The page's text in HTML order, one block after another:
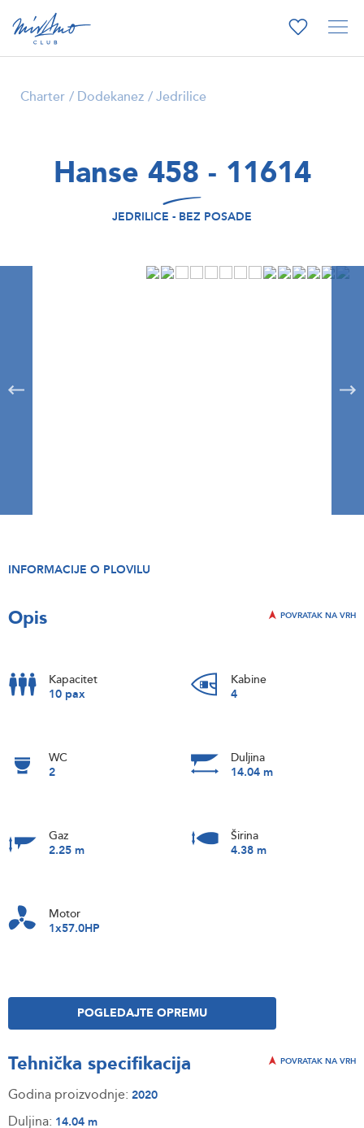
Charter Dodekanez Jedrilice
Hanse 458 - 11614
JEDRILICE - BEZ POSADE
INFORMACIJE O PLOVILU
Opis POVRATAK NA VRH
Kapacitet
10 pax
Kabine
4
WC
2
Duljina
14.04 m
Gaz
2.25 m
Širina
4.38 m
Motor
1x57.0HP
POGLEDAJTE OPREMU
Tehnička specifikacija POVRATAK NA VRH
Godina proizvodnje: 2020
Duljina: 14.04 m